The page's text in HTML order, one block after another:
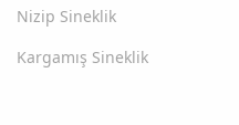
Nizip Sineklik
Kargamış Sineklik